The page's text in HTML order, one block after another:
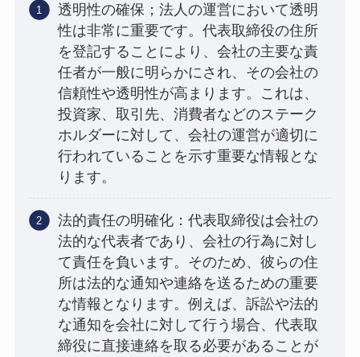
透明性の確保；法人の運営において透明
性は非常に重要です。代表取締役の住所
を登記することにより、会社の主要な責
任者が一般に明らかにされ、その会社の
信頼性や透明性が高まります。これは、
投資家、取引先、消費者などのステーク
ホルダーに対して、会社の運営が適切に
行われていることを示す重要な情報とな
ります。
法的責任の明確化：代表取締役は会社の
法的な代表者であり、会社の行為に対し
て責任を負います。そのため、彼らの住
所は法的な通知や連絡を送るための重要
な情報となります。例えば、訴訟や法的
な通知を会社に対して行う場合、代表取
締役に直接連絡を取る必要があることが